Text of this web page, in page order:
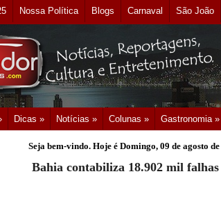
Nossa Política Blogs Carnaval São João
Dicas » Notícias » Colunas » Gastronomia »
Seja bem-vindo. Hoje é Domingo, 09 de agosto
Bahia contabiliza 18.902 mil